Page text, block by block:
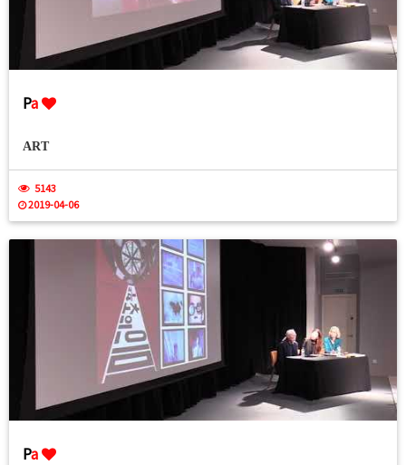
Pa
ART
5143
2019-04-06
Pa